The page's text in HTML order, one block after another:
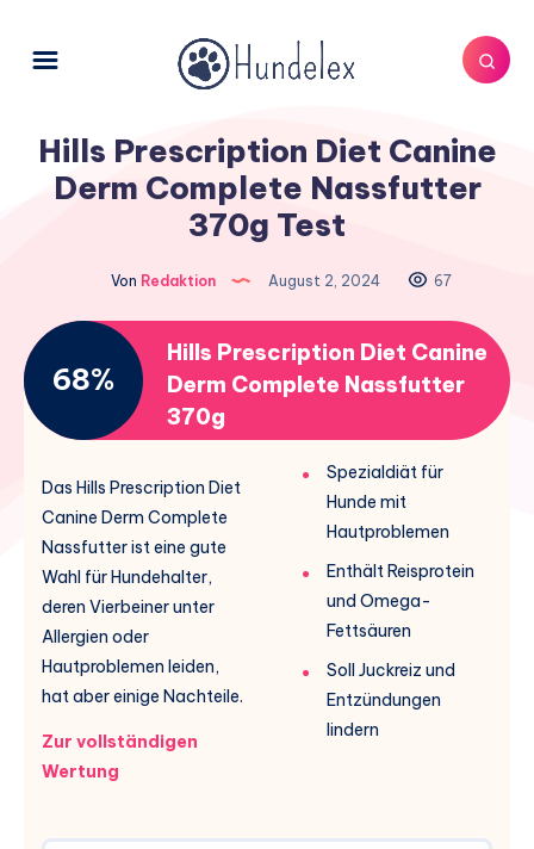
Hills Prescription Diet Canine
Derm Complete Nassfutter
370g Test
Von Redaktion August 2, 2024 67
68%
Hills Prescription Diet Canine
Derm Complete Nassfutter
370g
Das Hills Prescription Diet
Canine Derm Complete
Nassfutter ist eine gute
Wahl für Hundehalter,
deren Vierbeiner unter
Allergien oder
Hautproblemen leiden,
hat aber einige Nachteile.
Zur vollständigen
Wertung
Spezialdiät für
Hunde mit
Hautproblemen
Enthält Reisprotein
und Omega-
Fettsäuren
Soll Juckreiz und
Entzündungen
lindern